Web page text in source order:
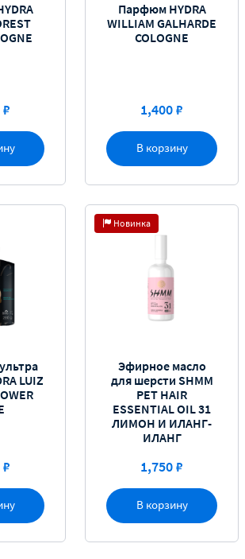
В корзину
Парфюм HYDRA
WILLIAM GALHARDE
COLOGNE
1,400 ₽
LUIZ
Новинка
В корзину
Эфирное масло
для шерсти SHMM
PET HAIR
ESSENTIAL OIL 31
ЛИМОН И ИЛАНГ-
ИЛАНГ
1,750 ₽